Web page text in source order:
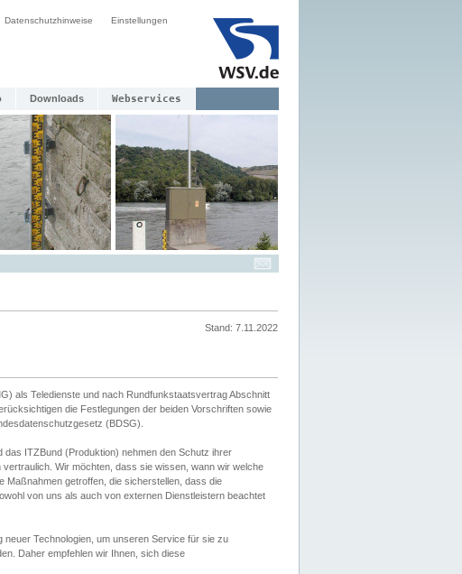
Datenschutzhinweise Einstellungen
Downloads Webservices
Stand: 7.11.2022
als Teledienste und nach Rundfunkstaatsvertrag Abschnitt
die Festlegungen der beiden Vorschriften sowie
(BDSG).
ITZBund (Produktion) nehmen den Schutz ihrer
Wir möchten, dass sie wissen, wann wir welche
Maßnahmen getroffen, die sicherstellen, dass die
von uns als auch von externen Dienstleistern beachtet
Technologien, um unseren Service für sie zu
Daher empfehlen wir Ihnen, sich diese